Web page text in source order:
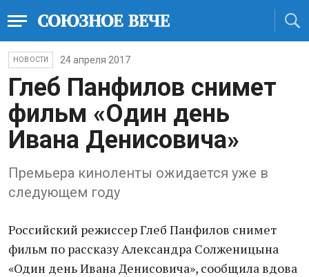
НОВОСТИ 24 апреля 2017
Глеб Панфилов снимет
фильм «Один день
Ивана Денисовича»
Премьера киноленты ожидается уже в
следующем году
Российский режиссер Глеб Панфилов снимет
фильм по рассказу Александра Солженицына
«Один день Ивана Денисовича», сообщила вдова